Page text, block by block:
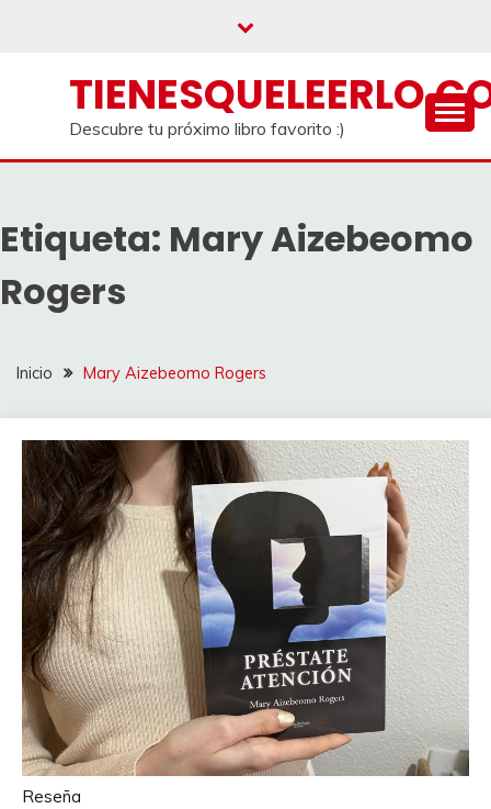
Descubre tu próximo libro favorito :)
Etiqueta: Mary Aizebeomo
Rogers
Inicio Mary Aizebeomo Rogers
Reseña